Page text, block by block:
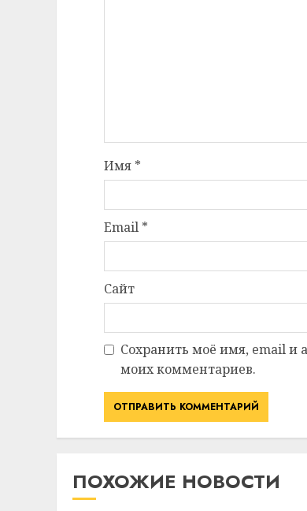
Имя *
Email *
Сайт
Сохранить моё имя, email и
моих комментариев.
ПОХОЖИЕ НОВОСТИ